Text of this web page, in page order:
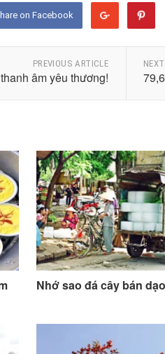
on Facebook
PREVIOUS ARTICLE
âm yêu thương!
Nhớ sao đá cây bán